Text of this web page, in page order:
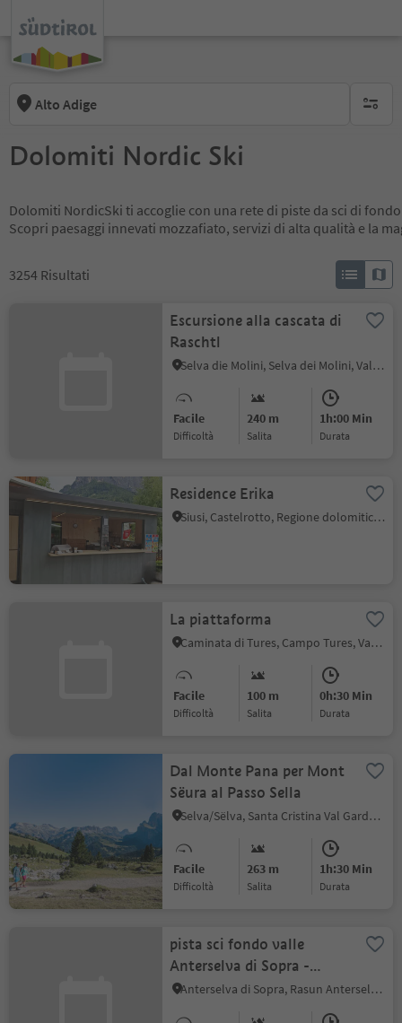
Alto Adige
Dolomiti Nordic Ski
Dolomiti NordicSki ti accoglie con una rete di piste da sci di
Scopri paesaggi innevati mozzafiato, servizi di alta qualità e la
3254 Risultati
Escursione alla cascata di
Raschtl
Selva die Molini, Selva dei Molini, Valle Aurina
Facile
Difficoltà
240 m
Salita
1h:00 Min
durata
Residence Erika
Siusi, Castelrotto, Regione dolomitica Alpe di Siusi
La piattaforma
Caminata di Tures, Campo Tures, Valle Aurina
Facile
Difficoltà
100 m
Salita
0h:30 Min
durata
Dal Monte Pana per Mont
Sëura al Passo Sella
Selva/Sëlva, Santa Cristina Val Gardena, Regione dolomitica Val Gardena
Facile
Difficoltà
263 m
Salita
1h:30 Min
durata
pista sci fondo valle
Anterselva di Sopra -
centro Biathlon
Anterselva di Sopra, Rasun Anterselva, Regione dolomitica Plan de Corones